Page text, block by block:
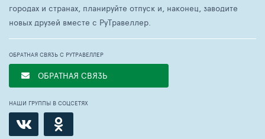
городах и странах, планируйте отпуск и, наконец, заводите
новых друзей вместе с РуТравеллер.
ОБРАТНАЯ СВЯЗЬ С РУТРАВЕЛЛЕР
ОБРАТНАЯ СВЯЗЬ
НАШИ ГРУППЫ В СОЦСЕТЯХ